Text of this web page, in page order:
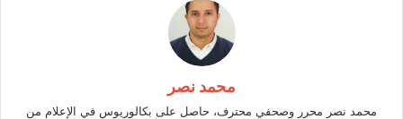
محمد نصر
محمد نصر محرر وصحفي محترف، حاصل على بكالوريوس في الإعلام من